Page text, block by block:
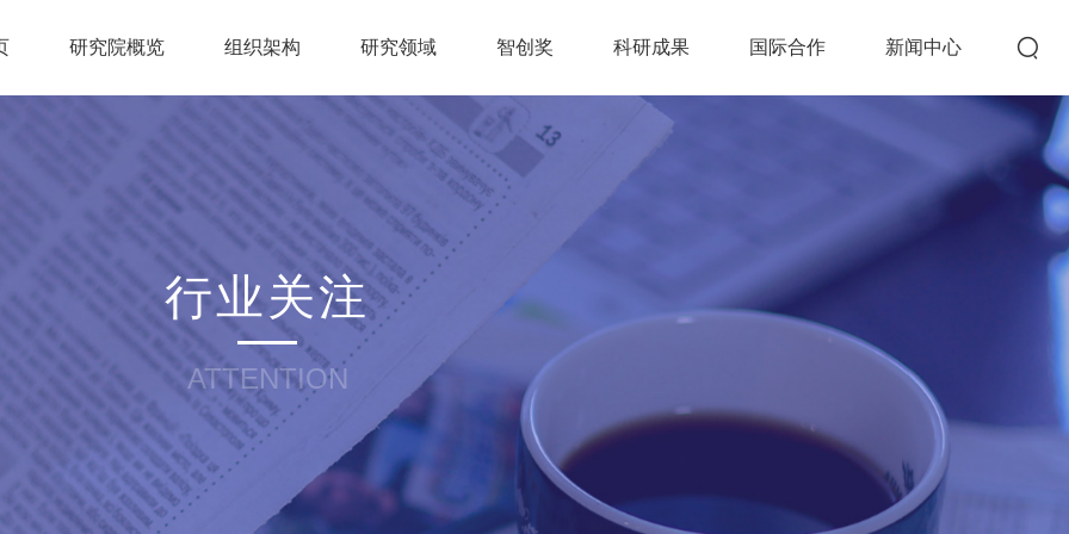
研究院概览 组织架构 研究领域 智创奖 科研成果 国际合作 新闻中心
行业关注
ATTENTION